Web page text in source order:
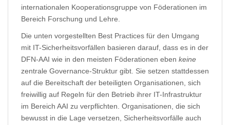
internationalen Kooperationsgruppe von Föderationen im
Bereich Forschung und Lehre.
Die unten vorgestellten Best Practices für den Umgang
mit IT-Sicherheitsvorfällen basieren darauf, dass es in der
DFN-AAI wie in den meisten Föderationen eben keine
zentrale Governance-Struktur gibt. Sie setzen stattdessen
auf die Bereitschaft der beteiligten Organisationen, sich
freiwillig auf Regeln für den Betrieb ihrer IT-Infrastruktur
im Bereich AAI zu verpflichten. Organisationen, die sich
bewusst in die Lage versetzen, Sicherheitsvorfälle auch